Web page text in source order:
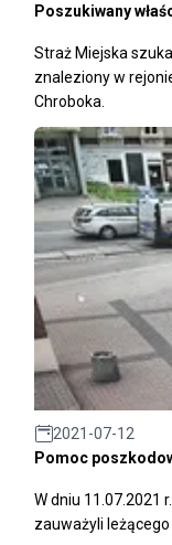
Poszukiwany
Straż Miejska
znaleziony w
Chroboka.
2021-07-12
Pomoc
W dniu 11.07.2021
zauważyli